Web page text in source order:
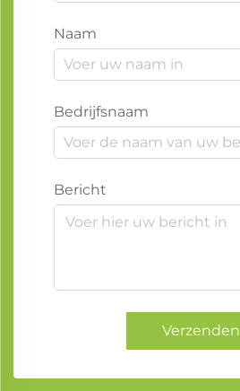
Naam
Bedrijfsnaam
Bericht
Verzenden